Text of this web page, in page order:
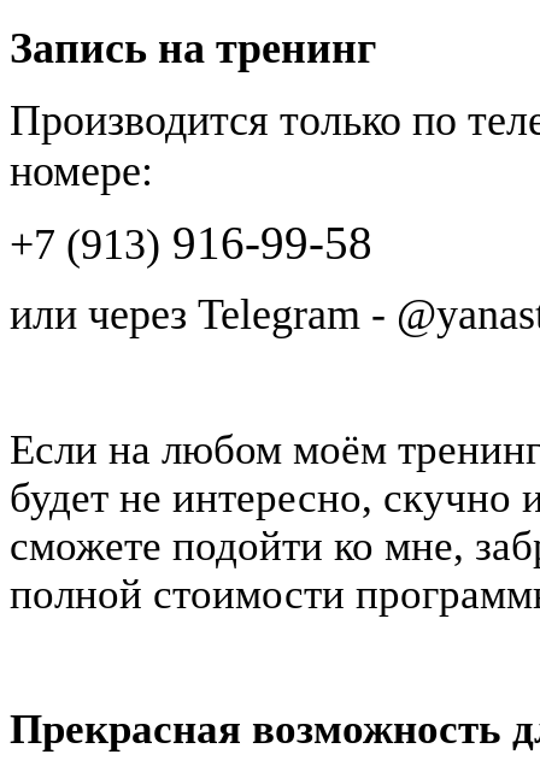
Запись на тренинг
Производится только по
номере:
+7 (913) 916-99-58
или через Telegram -
Если на любом моём
будет не интересно,
сможете подойти ко мне,
полной стоимости
Прекрасная возможность